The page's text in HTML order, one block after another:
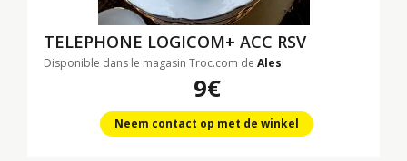
TELEPHONE LOGICOM+ ACC RSV
Disponible dans le magasin Troc.com de Ales
9€
Neem contact op met de winkel